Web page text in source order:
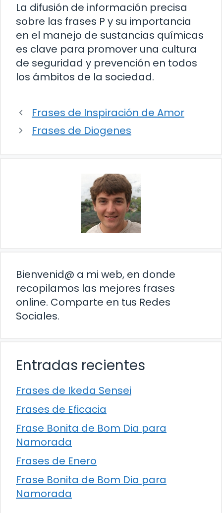
La difusión de información precisa
sobre las frases P y su importancia
en el manejo de sustancias químicas
es clave para promover una cultura
de seguridad y prevención en todos
los ámbitos de la sociedad.
Frases de Inspiración de Amor
Frases de Diogenes
Bienvenid@ a mi web, en donde
recopilamos las mejores frases
online. Comparte en tus Redes
Sociales.
Entradas recientes
Frases de Ikeda Sensei
Frases de Eficacia
Frase Bonita de Bom Dia para
Namorada
Frases de Enero
Frase Bonita de Bom Dia para
Namorada